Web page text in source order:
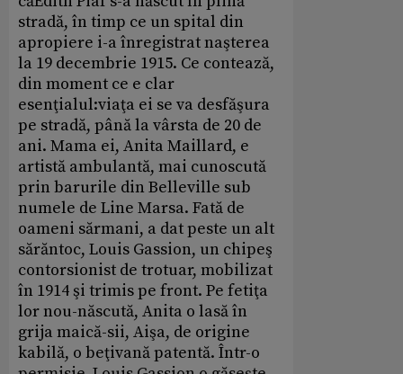
stradă, în timp ce un spital din
apropiere i-a înregistrat naşterea
la 19 decembrie 1915. Ce contează,
din moment ce e clar
esenţialul:viaţa ei se va desfăşura
pe stradă, până la vârsta de 20 de
ani. Mama ei, Anita Maillard, e
artistă ambulantă, mai cunoscută
prin barurile din Belleville sub
numele de Line Marsa. Fată de
oameni sărmani, a dat peste un alt
sărăntoc, Louis Gassion, un chipeş
contorsionist de trotuar, mobilizat
în 1914 şi trimis pe front. Pe fetiţa
lor nou-născută, Anita o lasă în
grija maică-sii, Aişa, de origine
kabilă, o beţivană patentă. Într-o